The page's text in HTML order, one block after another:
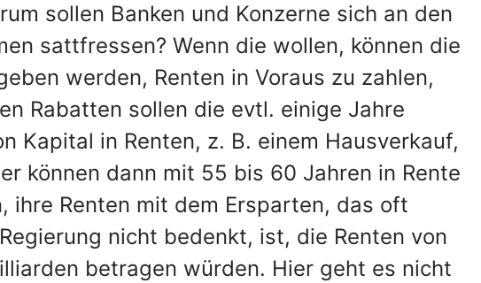
sollen Banken und Konzerne sich an den
sattfressen? Wenn die wollen, können die
werden, Renten in Voraus zu zahlen,
Rabatten sollen die evtl. einige Jahre
Kapital in Renten, z. B. einem Hausverkauf,
können dann mit 55 bis 60 Jahren in Rente
ihre Renten mit dem Ersparten, das oft
nicht bedenkt, ist, die Renten von
betragen würden. Hier geht es nicht